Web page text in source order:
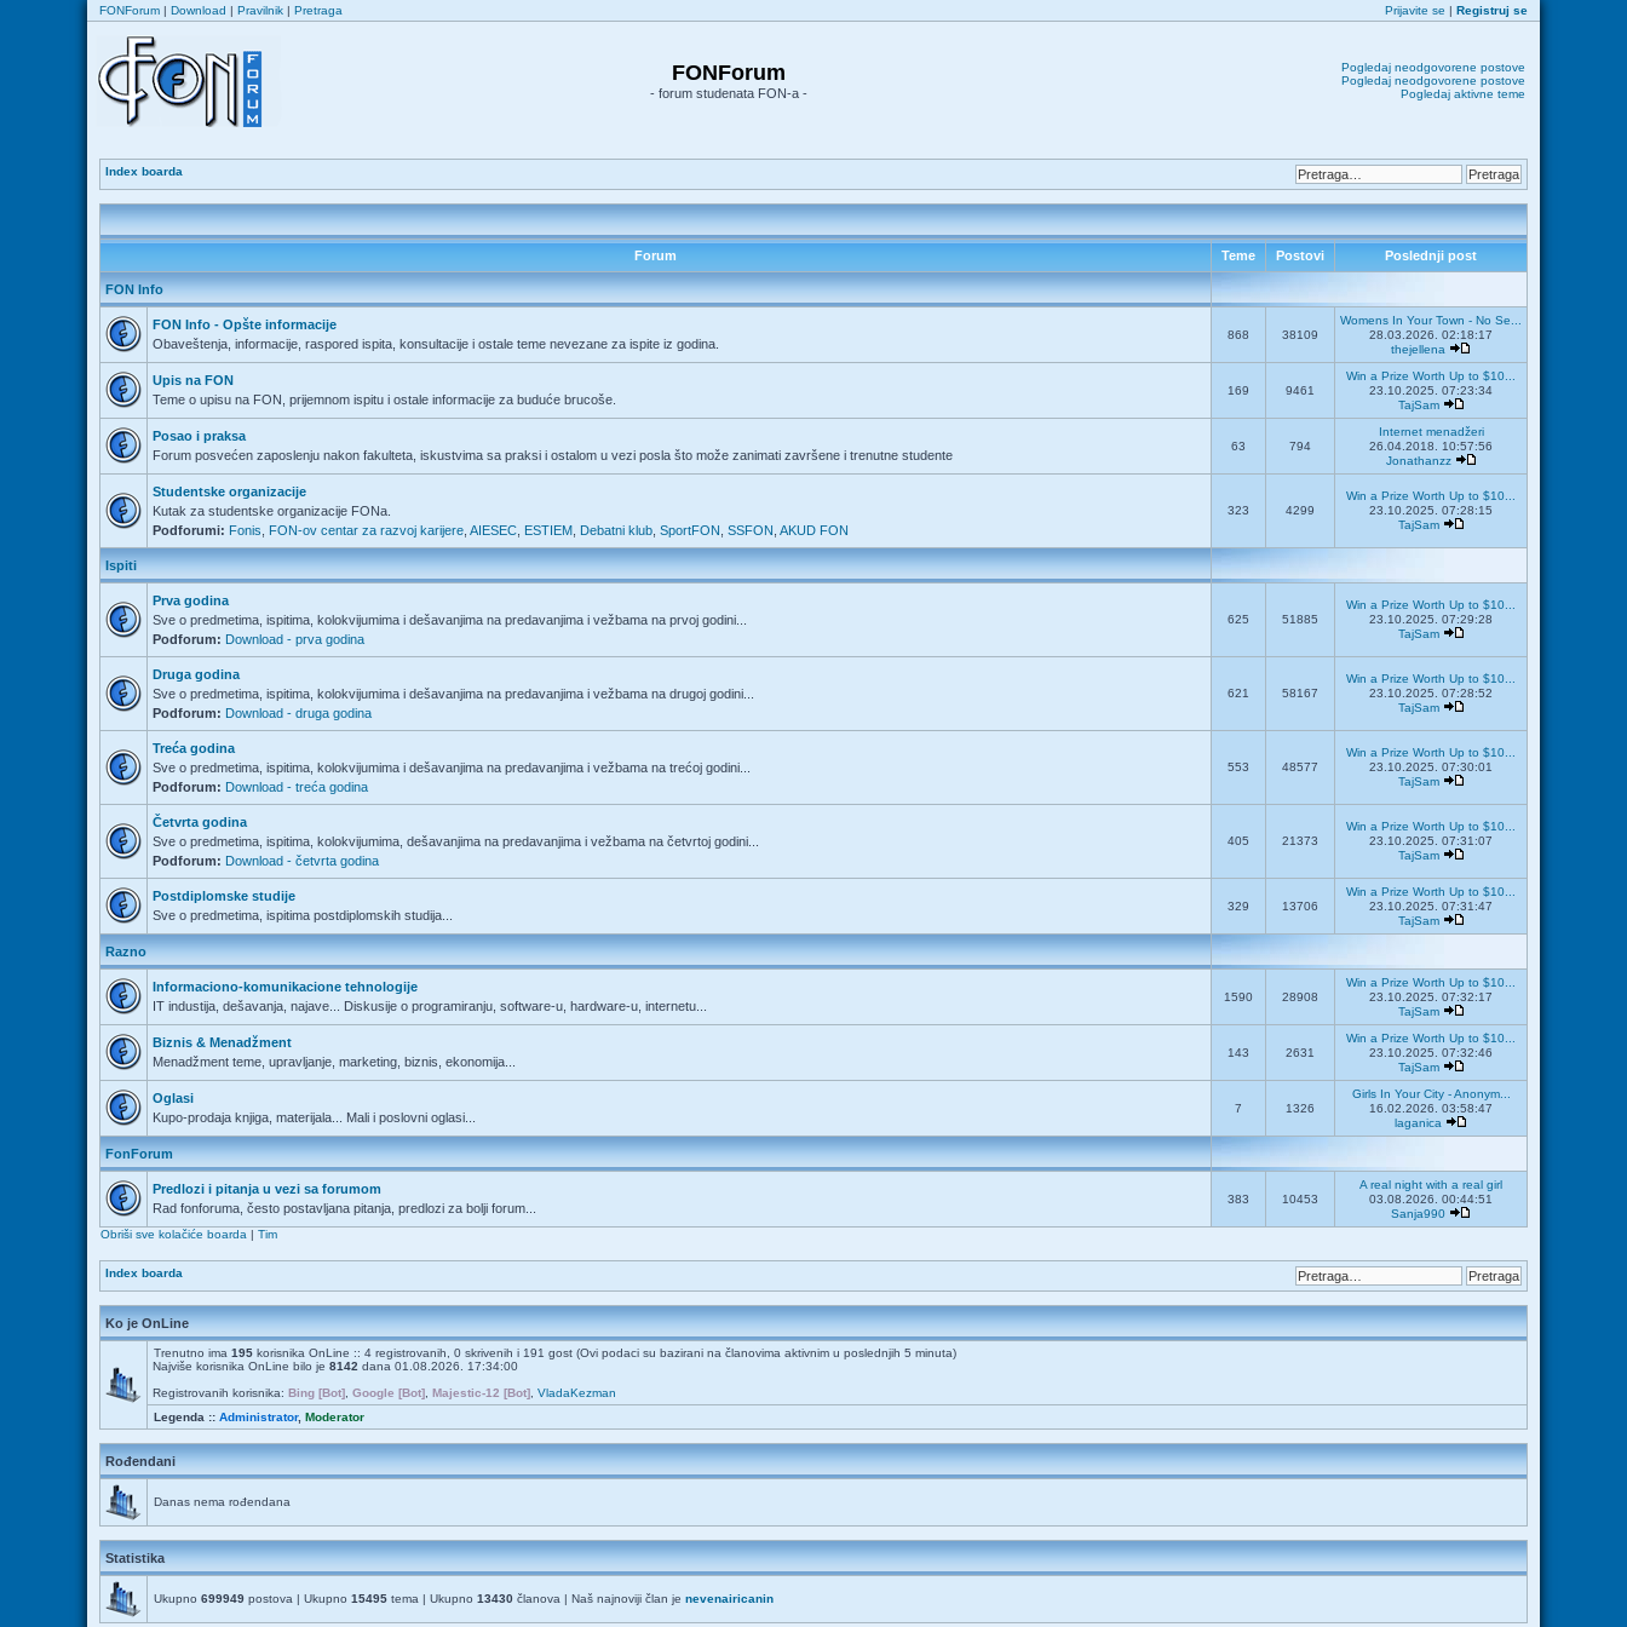
FONForum | Download | Pravilnik | Pretraga Prijavite se | Registruj se
FONForum
- forum studenata FON-a -
Pogledaj neodgovorene postove
Pogledaj neodgovorene postove
Pogledaj aktivne teme
Index boarda
Forum Teme Postovi Poslednji post
FON Info
FON Info - Opšte informacije
Obaveštenja, informacije, raspored ispita, konsultacije i ostale teme nevezane za ispite iz godina.
868 38109
Womens In Your Town - No Se...
28.03.2026. 02:18:17
thejellena
Upis na FON
Teme o upisu na FON, prijemnom ispitu i ostale informacije za buduće brucoše.
169 9461
Win a Prize Worth Up to $10...
23.10.2025. 07:23:34
TajSam
Posao i praksa
Forum posvećen zaposlenju nakon fakulteta, iskustvima sa praksi i ostalom u vezi posla što može zanimati završene i trenutne studente
63 794
Internet menadžeri
26.04.2018. 10:57:56
Jonathanzz
Studentske organizacije
Kutak za studentske organizacije FONa.
Podforumi: Fonis FON-ov centar za razvoj karijere AIESEC ESTIEM Debatni klub SportFON SSFON AKUD FON
323 4299
Win a Prize Worth Up to $10...
23.10.2025. 07:28:15
TajSam
Ispiti
Prva godina
Sve o predmetima, ispitima, kolokvijumima i dešavanjima na predavanjima i vežbama na prvoj godini...
Podforum: Download - prva godina
625 51885
Win a Prize Worth Up to $10...
23.10.2025. 07:29:28
TajSam
Druga godina
Sve o predmetima, ispitima, kolokvijumima i dešavanjima na predavanjima i vežbama na drugoj godini...
Podforum: Download - druga godina
621 58167
Win a Prize Worth Up to $10...
23.10.2025. 07:28:52
TajSam
Treća godina
Sve o predmetima, ispitima, kolokvijumima i dešavanjima na predavanjima i vežbama na trećoj godini...
Podforum: Download - treća godina
553 48577
Win a Prize Worth Up to $10...
23.10.2025. 07:30:01
TajSam
Četvrta godina
Sve o predmetima, ispitima, kolokvijumima, dešavanjima na predavanjima i vežbama na četvrtoj godini...
Podforum: Download - četvrta godina
405 21373
Win a Prize Worth Up to $10...
23.10.2025. 07:31:07
TajSam
Postdiplomske studije
Sve o predmetima, ispitima postdiplomskih studija...
329 13706
Win a Prize Worth Up to $10...
23.10.2025. 07:31:47
TajSam
Razno
Informaciono-komunikacione tehnologije
IT industija, dešavanja, najave... Diskusije o programiranju, software-u, hardware-u, internetu...
1590 28908
Win a Prize Worth Up to $10...
23.10.2025. 07:32:17
TajSam
Biznis & Menadžment
Menadžment teme, upravljanje, marketing, biznis, ekonomija...
143 2631
Win a Prize Worth Up to $10...
23.10.2025. 07:32:46
TajSam
Oglasi
Kupo-prodaja knjiga, materijala... Mali i poslovni oglasi...
7 1326
Girls In Your City - Anonym...
16.02.2026. 03:58:47
laganica
FonForum
Predlozi i pitanja u vezi sa forumom
Rad fonforuma, često postavljana pitanja, predlozi za bolji forum...
383 10453
A real night with a real girl
03.08.2026. 00:44:51
Sanja990
Obriši sve kolačiće boarda | Tim
Index boarda
Ko je OnLine
Trenutno ima 195 korisnika OnLine :: 4 registrovanih, 0 skrivenih i 191 gost (Ovi podaci su bazirani na članovima aktivnim u poslednjih 5 minuta)
Najviše korisnika OnLine bilo je 8142 dana 01.08.2026. 17:34:00
Registrovanih korisnika: Bing [Bot] Google [Bot] Majestic-12 [Bot] VladaKezman
Legenda :: Administrator, Moderator
Rođendani
Danas nema rođendana
Statistika
Ukupno 699949 postova | Ukupno 15495 tema | Ukupno 13430 članova | Naš najnoviji član je nevenairicanin